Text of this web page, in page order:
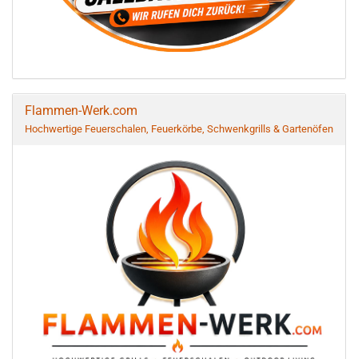
Flammen-Werk.com
Hochwertige Feuerschalen, Feuerkörbe, Schwenkgrills & Gartenöfen